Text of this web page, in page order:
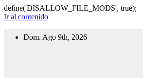
define('DISALLOW_FILE_MODS', true);
Ir al contenido
Dom. Ago 9th, 2026